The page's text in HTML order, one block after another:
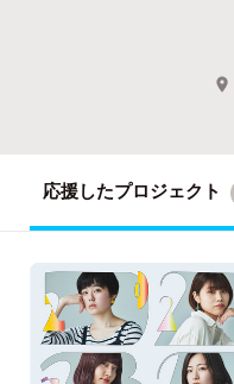
応援したプロジェクト